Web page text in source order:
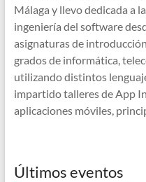
Málaga y llevo dedicada a
ingeniería del software
asignaturas de
grados de informática,
utilizando distintos
impartido talleres de App
aplicaciones móviles,
Últimos eventos